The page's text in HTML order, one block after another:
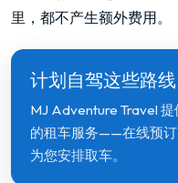
里，都不产生额外费用。
计划自驾这些路线
MJ Adventure Travel
的租车服务——在线预
为您安排取车。